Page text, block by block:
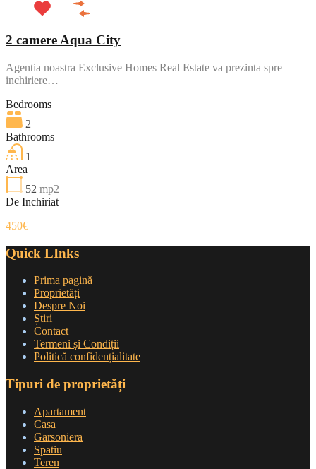
2 camere Aqua City
Agentia noastra Exclusive Homes Real Estate va prezinta spre
inchiriere…
Bedrooms
2
Bathrooms
1
Area
52 mp2
De Inchiriat
450€
Quick LInks
Prima pagină
Proprietăți
Despre Noi
Știri
Contact
Termeni și Condiții
Politică confidențialitate
Tipuri de proprietăți
Apartament
Casa
Garsoniera
Spatiu
Teren